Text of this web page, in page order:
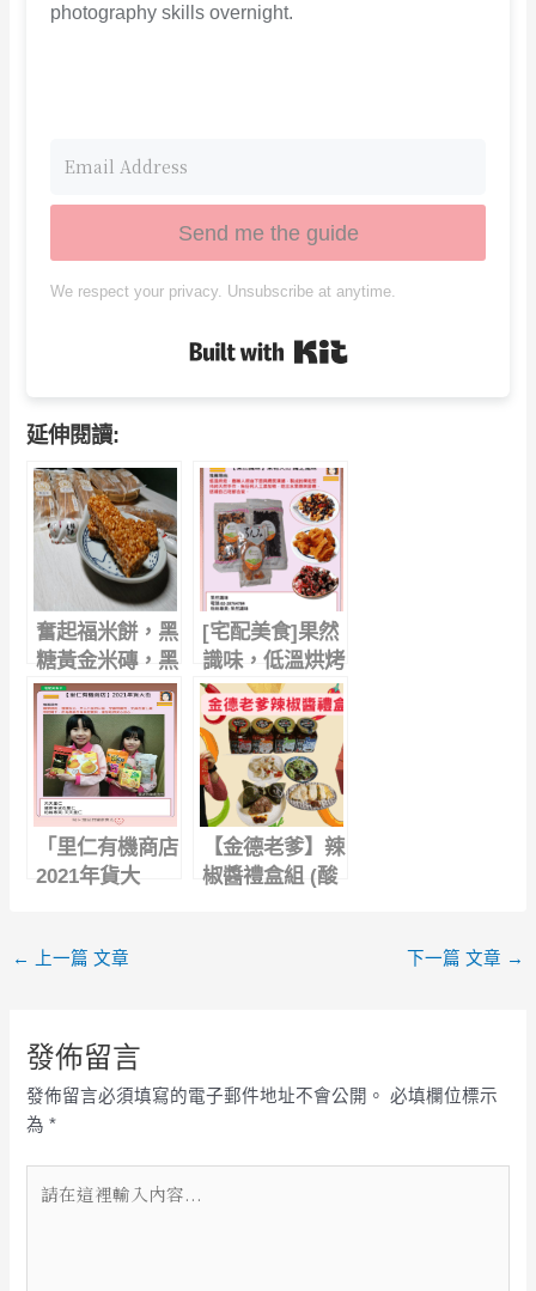
photography skills overnight.
Send me the guide
We respect your privacy. Unsubscribe at anytime.
延伸閱讀:
奮起福米餅，黑
糖黃金米磚，黑
糖甜、 米磚
脆、好滋味 (附
手繪影片)
[宅配美食]果然
識味，低溫烘烤
綜合果乾，最佳
健康零食，伴手
禮首選，口口都
營養
「里仁有機商店
2021年貨大
︱QQ凍-金桔檸
︱苔嗑-脆海
苔，大人小孩都
喜愛
【金德老爹】辣
椒醬禮盒組 (酸
← 上一篇 文章 下一篇 文章 →
發佈留言
發佈留言必須填寫的電子郵件地址不會公開。 必填欄位標示
為*
在